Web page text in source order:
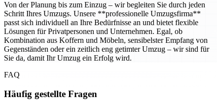
Von der Planung bis zum Einzug – wir begleiten Sie durch jeden
Schritt Ihres Umzugs. Unsere **professionelle Umzugsfirma**
passt sich individuell an Ihre Bedürfnisse an und bietet flexible
Lösungen für Privatpersonen und Unternehmen. Egal, ob
Kombination aus Koffern und Möbeln, sensibelster Empfang von
Gegenständen oder ein zeitlich eng getimter Umzug – wir sind für
Sie da, damit Ihr Umzug ein Erfolg wird.
FAQ
Häufig gestellte Fragen